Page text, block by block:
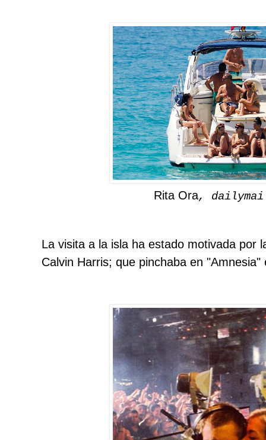
Rita Ora,
La visita a la isla ha estado motivada por
Calvin Harris; que pinchaba en